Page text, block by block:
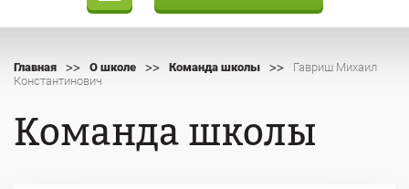
Главная >> О школе >> Команда школы >>
Гавриш Михаил
Константинович
Команда школы